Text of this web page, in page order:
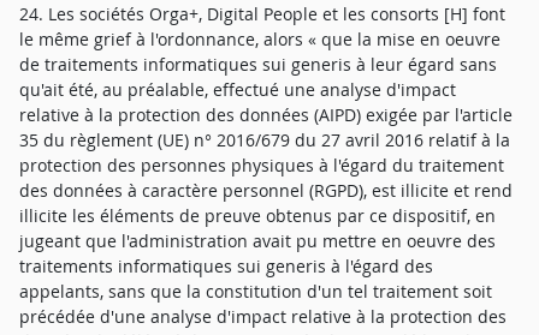
24. Les sociétés Orga+, Digital People et les consorts [H] font
le même grief à l'ordonnance, alors « que la mise en oeuvre
de traitements informatiques sui generis à leur égard sans
qu'ait été, au préalable, effectué une analyse d'impact
relative à la protection des données (AIPD) exigée par l'article
35 du règlement (UE) n° 2016/679 du 27 avril 2016 relatif à la
protection des personnes physiques à l'égard du traitement
des données à caractère personnel (RGPD), est illicite et rend
illicite les éléments de preuve obtenus par ce dispositif, en
jugeant que l'administration avait pu mettre en oeuvre des
traitements informatiques sui generis à l'égard des
appelants, sans que la constitution d'un tel traitement soit
précédée d'une analyse d'impact relative à la protection des